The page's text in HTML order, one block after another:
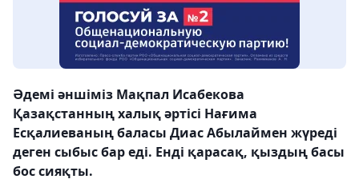
Әдемі әншіміз Мақпал Исабекова
Қазақстанның халық әртісі Нағима
Есқалиеваның баласы Диас Абылаймен жүреді
деген сыбыс бар еді. Енді қарасақ, қыздың басы
бос сияқты.